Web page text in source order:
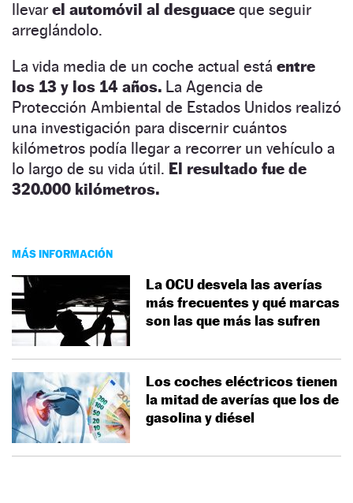
llevar el automóvil al desguace que seguir
arreglándolo.
La vida media de un coche actual está entre
los 13 y los 14 años. La Agencia de
Protección Ambiental de Estados Unidos realizó
una investigación para discernir cuántos
kilómetros podía llegar a recorrer un vehículo a
lo largo de su vida útil. El resultado fue de
320.000 kilómetros.
MÁS INFORMACIÓN
La OCU desvela las averías
más frecuentes y qué marcas
son las que más las sufren
Los coches eléctricos tienen
la mitad de averías que los de
gasolina y diésel